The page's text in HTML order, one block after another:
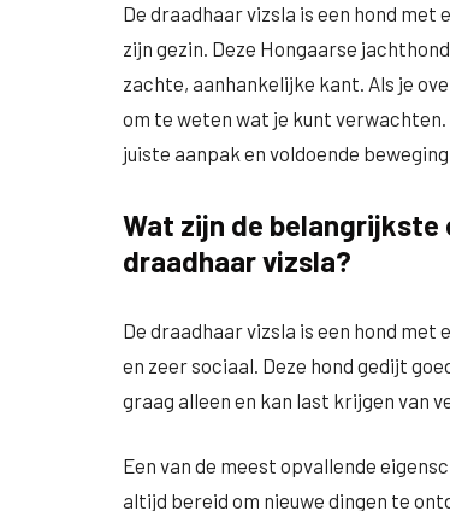
De draadhaar vizsla is een hond
zijn gezin. Deze Hongaarse
zachte, aanhankelijke kant. Als je
om te weten wat je kunt
juiste aanpak en voldoende
Wat zijn de belangrijkste
draadhaar vizsla?
De draadhaar vizsla is een hond
en zeer sociaal. Deze hond gedijt
graag alleen en kan last krijgen van
Een van de meest opvallende
altijd bereid om nieuwe dingen te